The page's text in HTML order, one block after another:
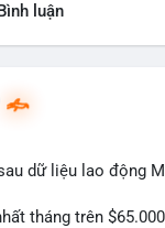
luận
dữ liệu lao động
tháng trên $65.000